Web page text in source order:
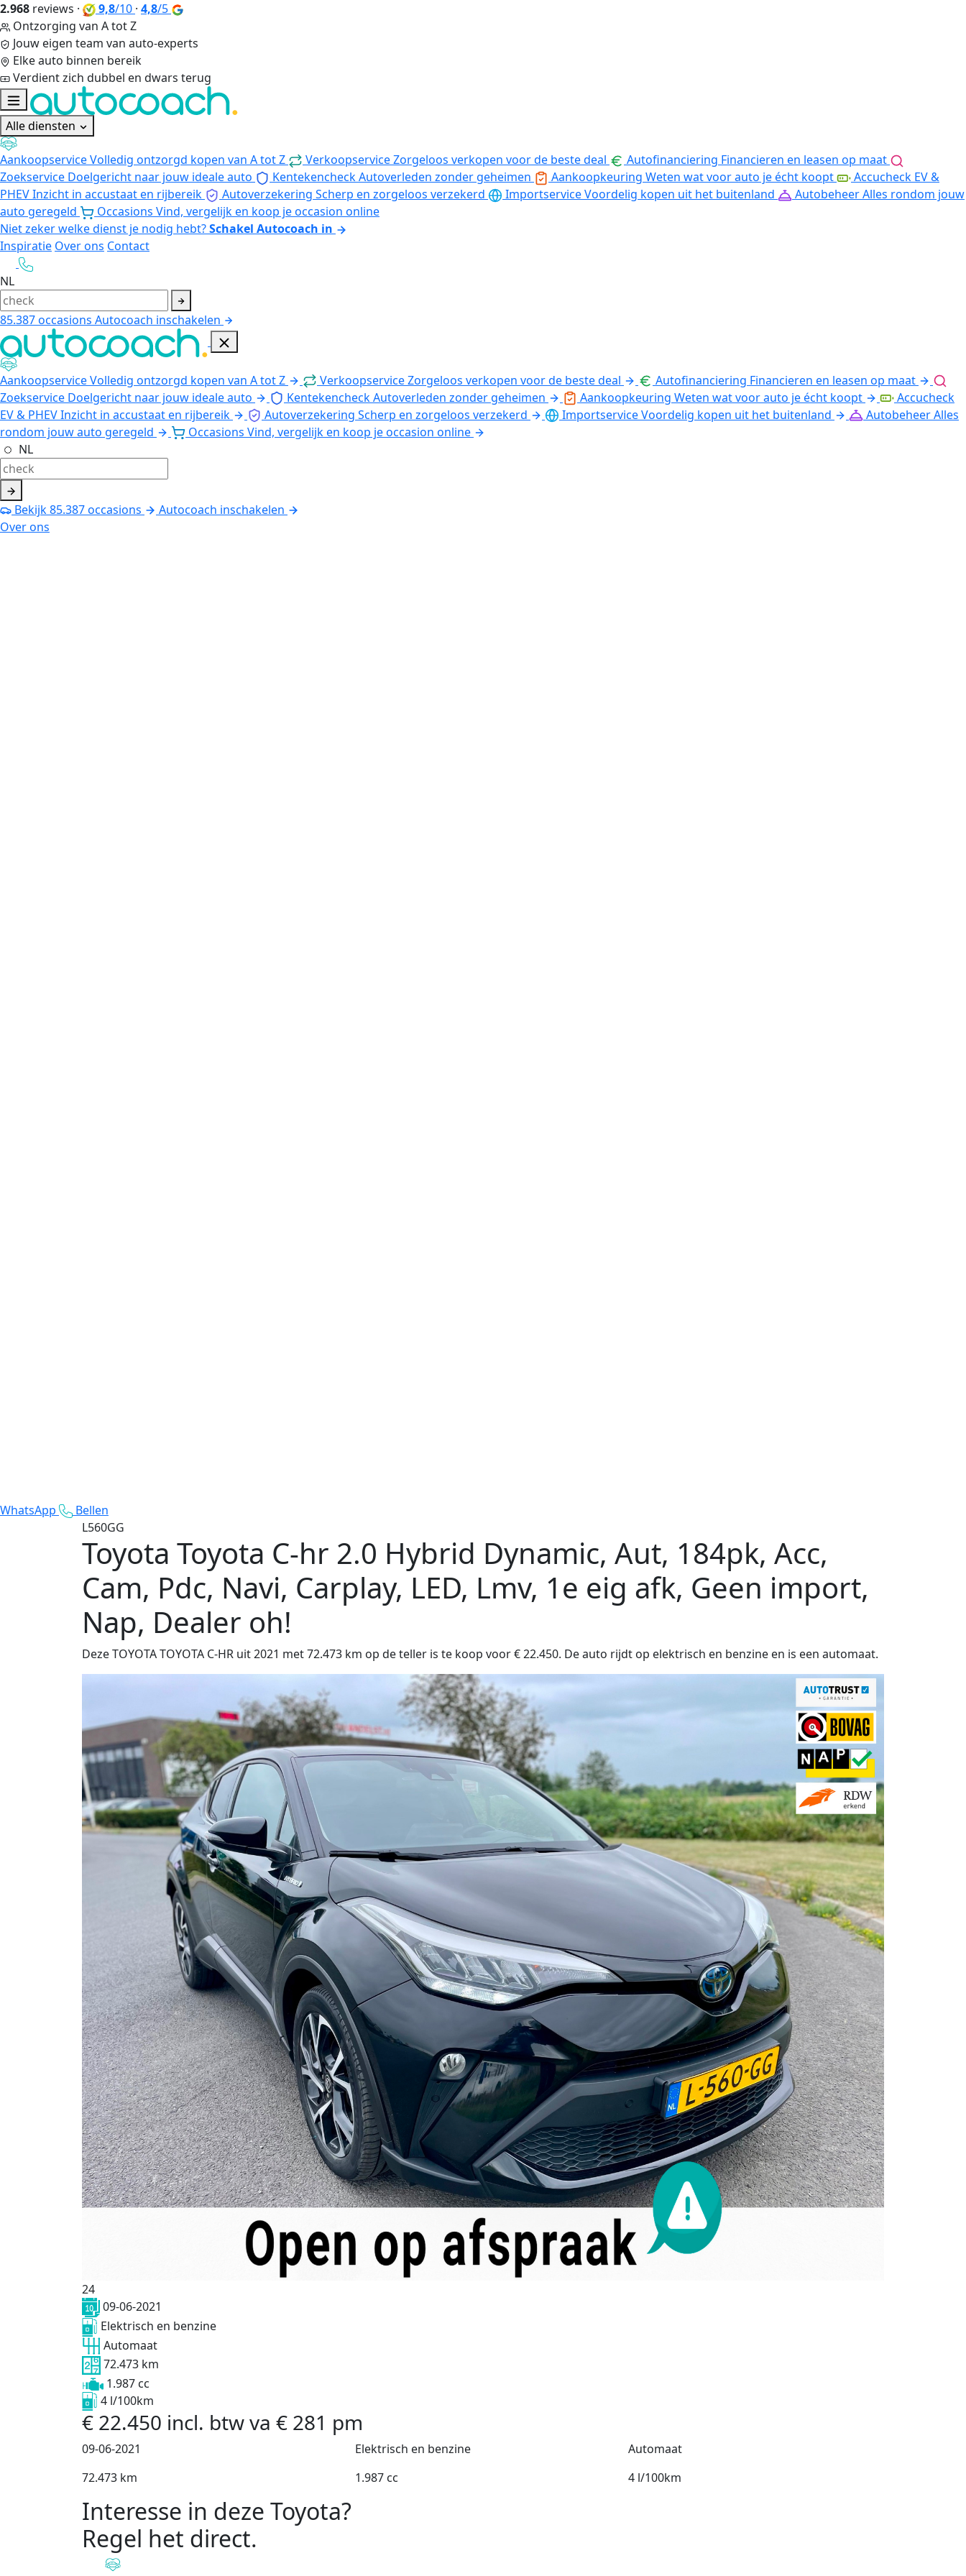
2.968 reviews · 9,8/10 · 4,8/5
Ontzorging van A tot Z
Jouw eigen team van auto-experts
Elke auto binnen bereik
Verdient zich dubbel en dwars terug
Alle diensten
AankoopserviceVolledig ontzorgd kopen van A tot Z VerkoopserviceZorgeloos verkopen voor de beste deal Autofinanciering Financieren en leasen op maat
Zoekservice Doelgericht naar jouw ideale auto KentekencheckAutoverleden zonder geheimen Aankoopkeuring Weten wat voor auto je écht koopt
Accucheck EV &
PHEVInzicht in accustaat en rijbereik Autoverzekering Scherp en zorgeloos verzekerd ImportserviceVoordelig kopen uit het buitenland AutobeheerAlles rondom jouw
auto geregeld
Occasions Vind, vergelijk en koop je occasion online
Niet zeker welke dienst je nodig hebt?Schakel Autocoach in
Inspiratie Over ons Contact
NL
85.387occasions Autocoach inschakelen
AankoopserviceVolledig ontzorgd kopen van A tot Z VerkoopserviceZorgeloos verkopen voor de beste deal Autofinanciering Financieren en leasen op maat
Zoekservice Doelgericht naar jouw ideale auto KentekencheckAutoverleden zonder geheimen Aankoopkeuring Weten wat voor auto je écht koopt
Accucheck
EV & PHEVInzicht in accustaat en rijbereik Autoverzekering Scherp en zorgeloos verzekerd ImportserviceVoordelig kopen uit het buitenland AutobeheerAlles
rondom jouw auto geregeld
Occasions Vind, vergelijk en koop je occasion online
NL
Bekijk85.387occasions
Autocoach inschakelen
Over ons
WhatsApp
Bellen
L560GG
Toyota Toyota C-hr 2.0 Hybrid Dynamic, Aut, 184pk, Acc,
Cam, Pdc, Navi, Carplay, LED, Lmv, 1e eig afk, Geen import,
Nap, Dealer oh!
Deze TOYOTA TOYOTA C-HR uit 2021 met 72.473 km op de teller is te koop voor € 22.450. De auto rijdt op elektrisch en benzine en is een automaat.
24
09-06-2021
Elektrisch en benzine
Automaat
72.473 km
1.987 cc
4 l/100km
€ 22.450 incl. btwva € 281 pm
09-06-2021 Elektrisch en benzine
Automaat
72.473 km
1.987 cc 4 l/100km
Interesse in deze Toyota?
Regel het direct.